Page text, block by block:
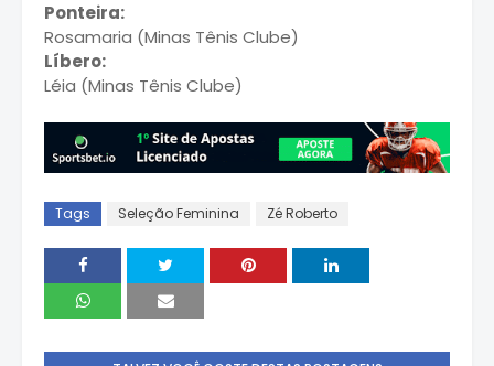
Ponteira:
Rosamaria (Minas Tênis Clube)
Líbero:
Léia (Minas Tênis Clube)
Tags Seleção Feminina Zé Roberto